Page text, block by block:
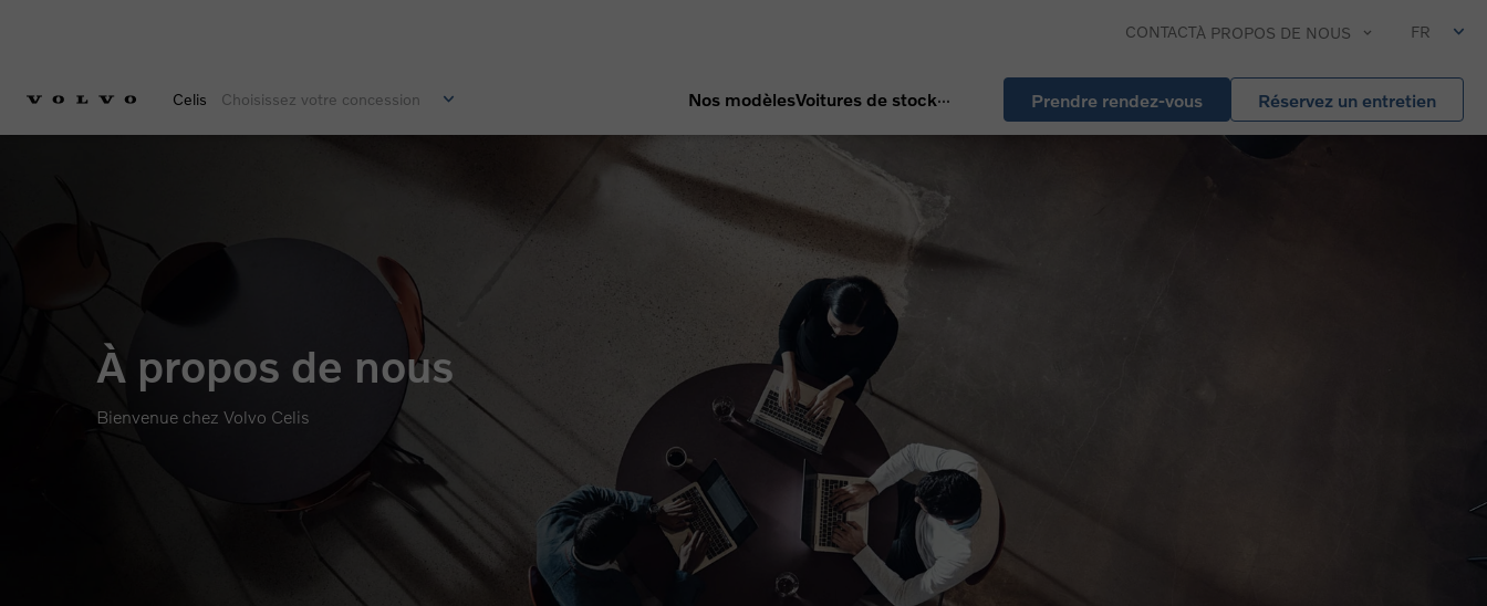
CONTACTÀ PROPOS DE NOUS FR
Celis Choisissez votre concession Nos modèlesVoitures de stock Prendre rendez-vous Réservez un entretien
À propos de nous
Bienvenue chez Volvo Celis